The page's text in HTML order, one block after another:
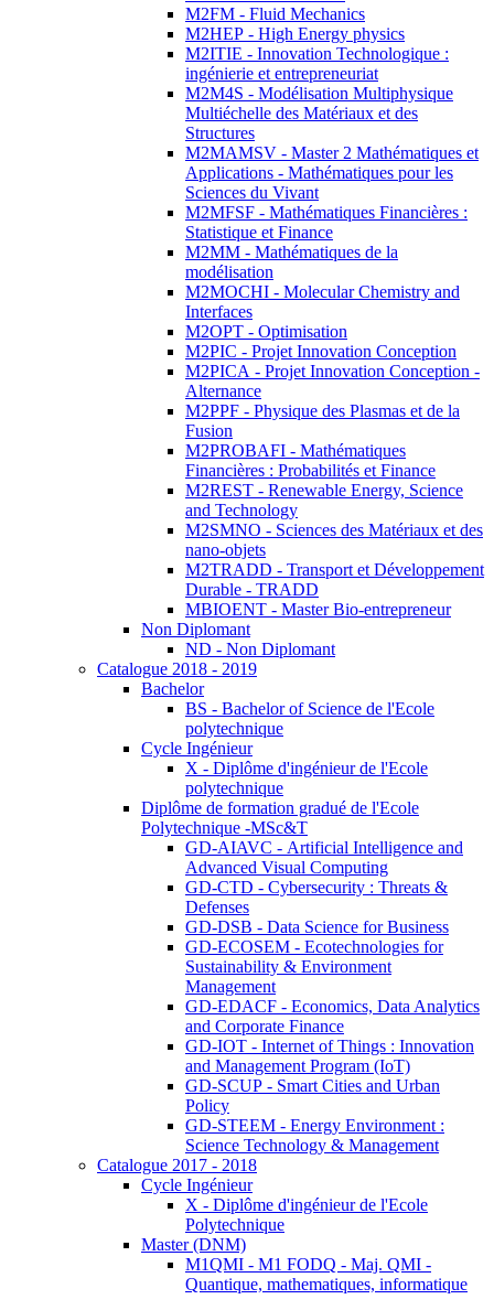
M2FM - Fluid Mechanics
M2HEP - High Energy physics
M2ITIE - Innovation Technologique :
ingénierie et entrepreneuriat
M2M4S - Modélisation Multiphysique
Multiéchelle des Matériaux et des
Structures
M2MAMSV - Master 2 Mathématiques et
Applications - Mathématiques pour les
Sciences du Vivant
M2MFSF - Mathématiques Financières :
Statistique et Finance
M2MM - Mathématiques de la
modélisation
M2MOCHI - Molecular Chemistry and
Interfaces
M2OPT - Optimisation
M2PIC - Projet Innovation Conception
M2PICA - Projet Innovation Conception -
Alternance
M2PPF - Physique des Plasmas et de la
Fusion
M2PROBAFI - Mathématiques
Financières : Probabilités et Finance
M2REST - Renewable Energy, Science
and Technology
M2SMNO - Sciences des Matériaux et des
nano-objets
M2TRADD - Transport et Développement
Durable - TRADD
MBIOENT - Master Bio-entrepreneur
Non Diplomant
ND - Non Diplomant
Catalogue 2018 - 2019
Bachelor
BS - Bachelor of Science de l'Ecole
polytechnique
Cycle Ingénieur
X - Diplôme d'ingénieur de l'Ecole
polytechnique
Diplôme de formation gradué de l'Ecole
Polytechnique -MSc&T
GD-AIAVC - Artificial Intelligence and
Advanced Visual Computing
GD-CTD - Cybersecurity : Threats &
Defenses
GD-DSB - Data Science for Business
GD-ECOSEM - Ecotechnologies for
Sustainability & Environment
Management
GD-EDACF - Economics, Data Analytics
and Corporate Finance
GD-IOT - Internet of Things : Innovation
and Management Program (IoT)
GD-SCUP - Smart Cities and Urban
Policy
GD-STEEM - Energy Environment :
Science Technology & Management
Catalogue 2017 - 2018
Cycle Ingénieur
X - Diplôme d'ingénieur de l'Ecole
Polytechnique
Master (DNM)
M1QMI - M1 FODQ - Maj. QMI -
Quantique, mathematiques, informatique